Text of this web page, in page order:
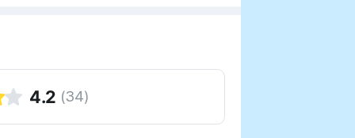
4.2 (34)